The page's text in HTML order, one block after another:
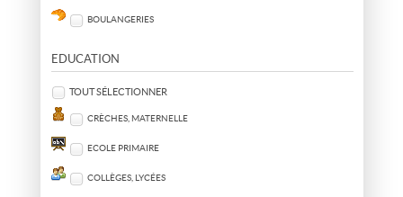
BOULANGERIES
EDUCATION
TOUT SÉLECTIONNER
CRÈCHES, MATERNELLE
ECOLE PRIMAIRE
COLLÈGES, LYCÉES